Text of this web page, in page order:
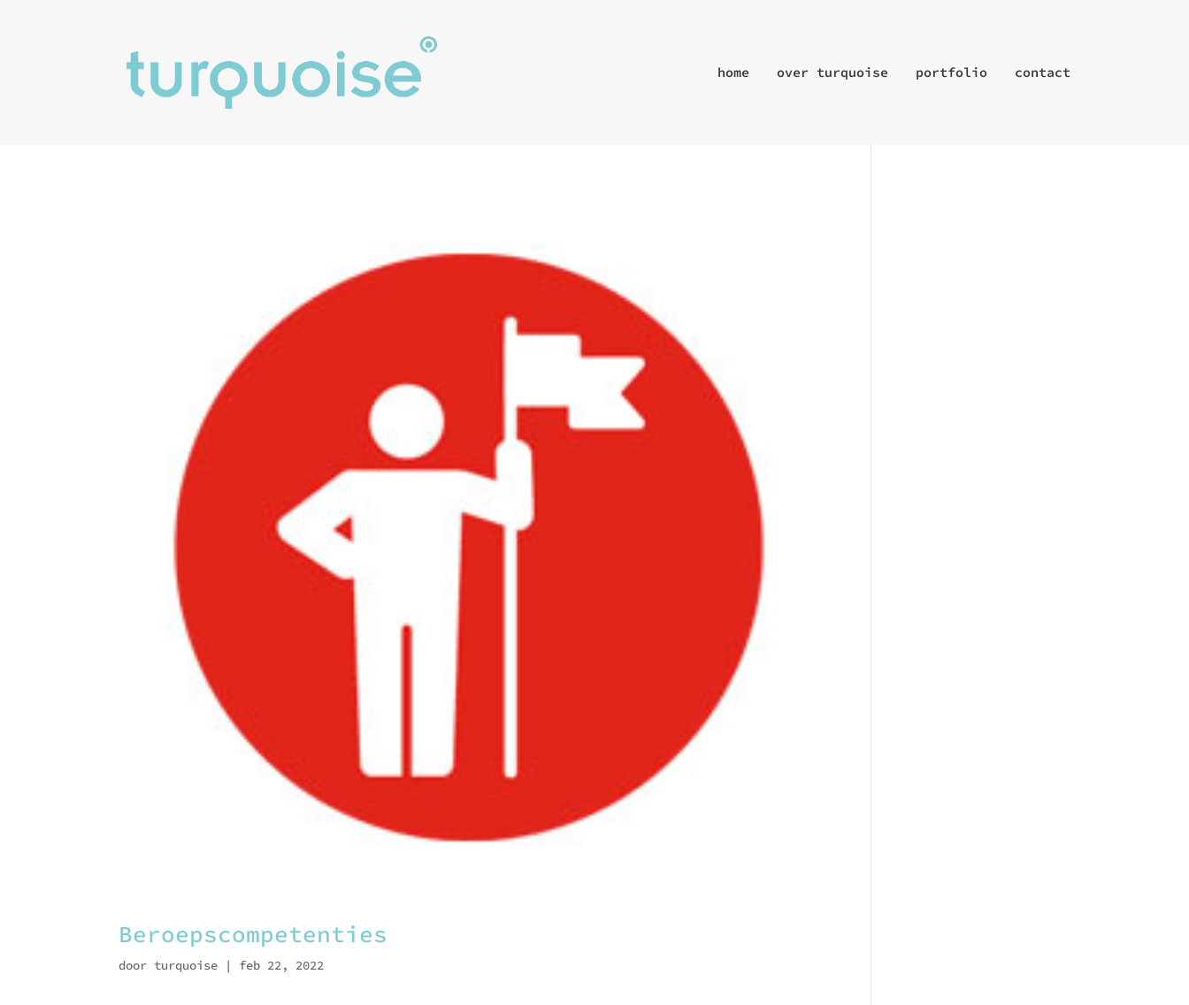
home over turquoise portfolio contact
Beroepscompetenties
door turquoise | feb 22, 2022